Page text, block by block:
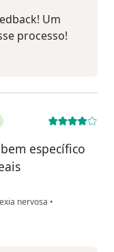
Um
processo!
específico
nervosa •